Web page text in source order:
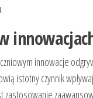
innowacje
istotny czynnik